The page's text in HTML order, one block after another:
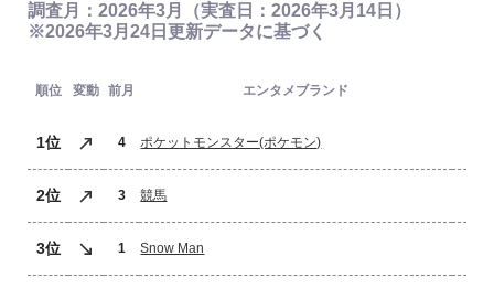
調査月：2026年3月（実査日：2026年3月14日）
※2026年3月24日更新データに基づく
順位 変動 前月 エンタメブランド
1位 4 ポケットモンスター(ポケモン)
2位 3 競馬
3位 1 Snow Man